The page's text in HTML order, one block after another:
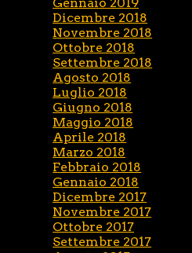
Dicembre 2018
Novembre 2018
Ottobre 2018
Settembre 2018
Agosto 2018
Luglio 2018
Giugno 2018
Maggio 2018
Aprile 2018
Marzo 2018
Febbraio 2018
Gennaio 2018
Dicembre 2017
Novembre 2017
Ottobre 2017
Settembre 2017